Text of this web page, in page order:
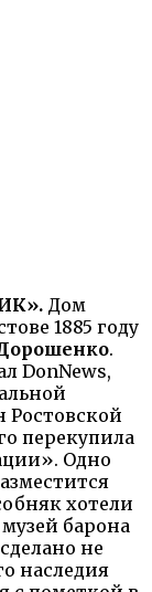
Дом
1885 году
.
DonNews,
Ростовской
перекупила
Одно
хотели
барона
не
наследия